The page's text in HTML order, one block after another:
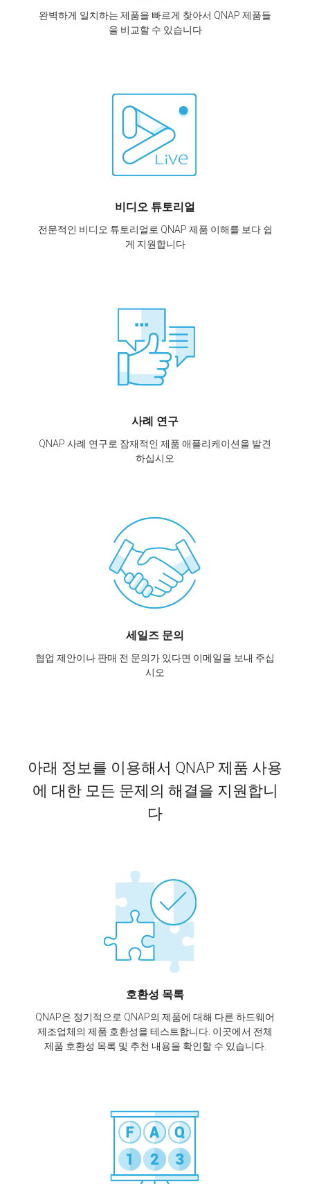
완벽하게 일치하는 제품을 빠르게 찾아서 QNAP 제품들
을 비교할 수 있습니다
비디오 튜토리얼
전문적인 비디오 튜토리얼로 QNAP 제품 이해를 보다 쉽
게 지원합니다
사례 연구
QNAP 사례 연구로 잠재적인 제품 애플리케이션을 발견
하십시오
세일즈 문의
협업 제안이나 판매 전 문의가 있다면 이메일을 보내 주십
시오
아래 정보를 이용해서 QNAP 제품 사용
에 대한 모든 문제의 해결을 지원합니
다
호환성 목록
QNAP은 정기적으로 QNAP의 제품에 대해 다른 하드웨어
제조업체의 제품 호환성을 테스트합니다. 이곳에서 전체
제품 호환성 목록 및 추천 내용을 확인할 수 있습니다.